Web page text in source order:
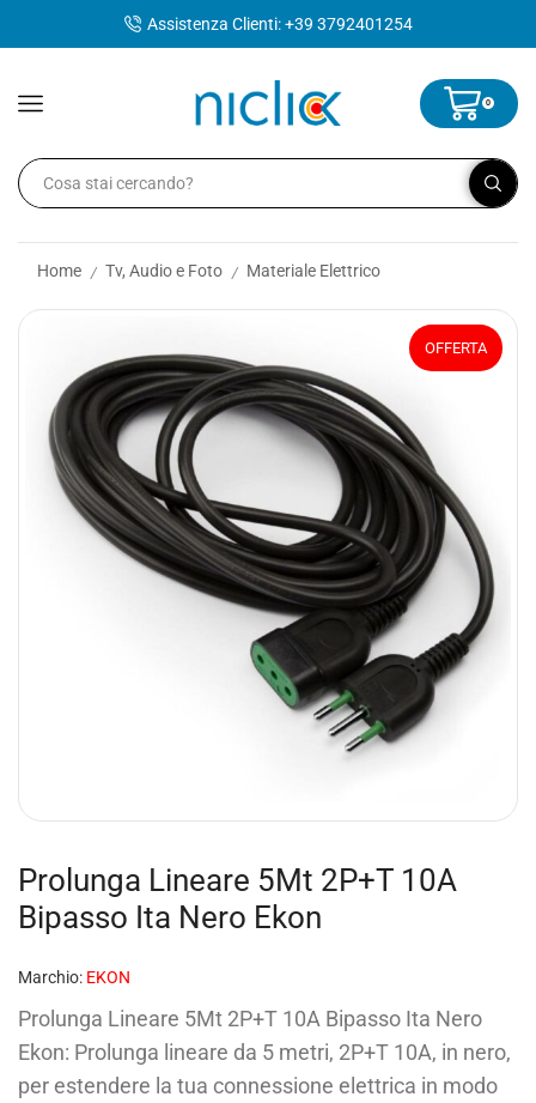
Assistenza Clienti: +39 3792401254
0
Home / Tv, Audio e Foto / Materiale Elettrico
OFFERTA
Prolunga Lineare 5Mt 2P+T 10A
Bipasso Ita Nero Ekon
Marchio: EKON
Prolunga Lineare 5Mt 2P+T 10A Bipasso Ita Nero
Ekon: Prolunga lineare da 5 metri, 2P+T 10A, in nero,
per estendere la tua connessione elettrica in modo